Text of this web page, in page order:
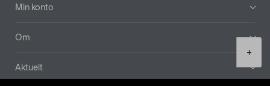
+
Min konto
Om
Aktuelt